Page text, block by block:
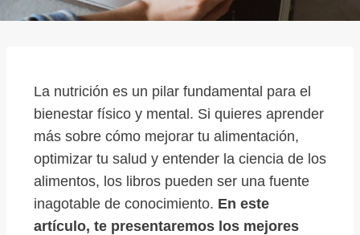
La nutrición es un pilar fundamental para el
bienestar físico y mental. Si quieres aprender
más sobre cómo mejorar tu alimentación,
optimizar tu salud y entender la ciencia de los
alimentos, los libros pueden ser una fuente
inagotable de conocimiento. En este
artículo, te presentaremos los mejores